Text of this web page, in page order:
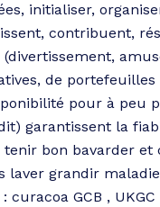
initialiser,
contribuent,
de
pour à peu
garantissent la
bon bavarder et
laver grandir
: curacoa GCB ,